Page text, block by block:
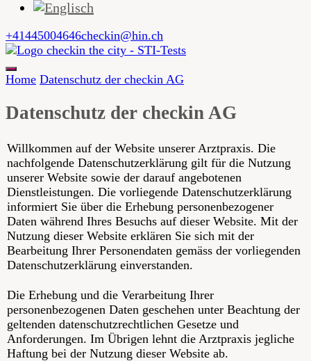
+41445004646checkin@hin.ch
checkin in the city –
Zürich
checkin in the city ist eine Arztpraxis und Testzentrum mit
Infektionen, PEP, PrEP und Impfungen.
Home Datenschutz der checkin AG
Datenschutz der checkin AG
Willkommen auf der Website unserer Arztpraxis. Die
nachfolgende Datenschutzerklärung gilt für die Nutzung
unserer Website sowie der darauf angebotenen
Dienstleistungen. Die vorliegende Datenschutzerklärung
informiert Sie über die Erhebung personenbezogener
Daten während Ihres Besuchs auf dieser Website. Mit der
Nutzung dieser Website erklären Sie sich mit der
Bearbeitung Ihrer Personendaten gemäss der vorliegenden
Datenschutzerklärung einverstanden.
Die Erhebung und die Verarbeitung Ihrer
personenbezogenen Daten geschehen unter Beachtung der
geltenden datenschutzrechtlichen Gesetze und
Anforderungen. Im Übrigen lehnt die Arztpraxis jegliche
Haftung bei der Nutzung dieser Website ab.